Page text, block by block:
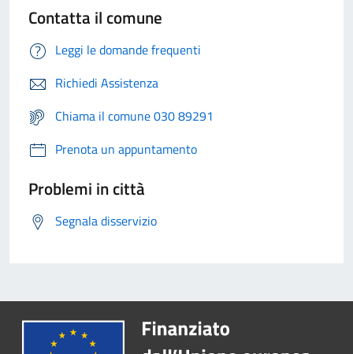
Contatta il comune
Leggi le domande frequenti
Richiedi Assistenza
Chiama il comune 030 89291
Prenota un appuntamento
Problemi in città
Segnala disservizio